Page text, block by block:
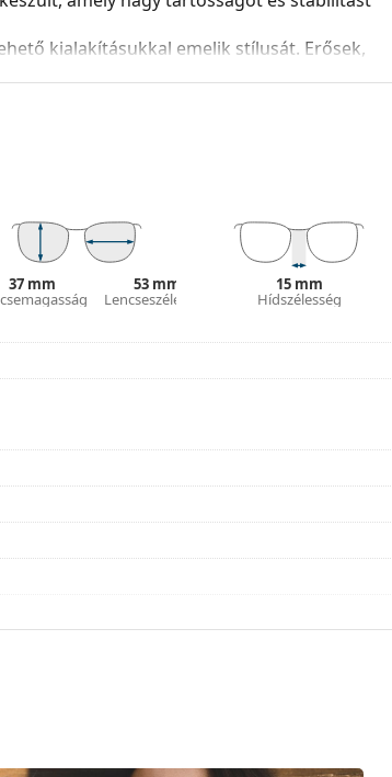
kialakításukkal emelik stílusát. Erősek,
teljesítményű lencséket is.
kialakítása eltérő lehet.
Egyes modellekhez kendő helyett
találjon, vagy nézze meg
szemüveg
útmutatót.
37 mm 53 mm
Lencseszélesség
15 mm
Hídszélesség